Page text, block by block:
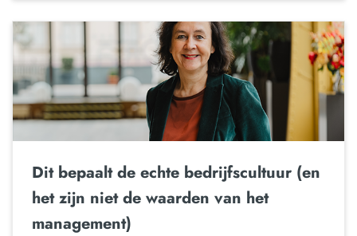
Dit bepaalt de echte bedrijfscultuur (en
het zijn niet de waarden van het
management)